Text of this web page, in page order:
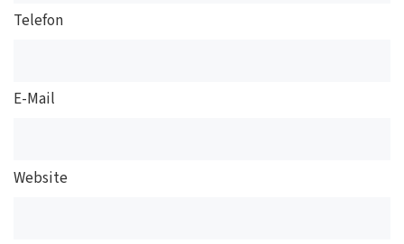
Telefon
E-Mail
Website